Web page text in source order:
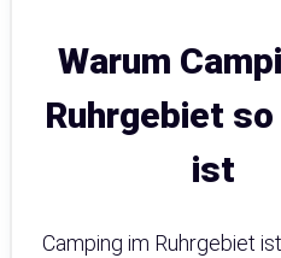
Warum
Ruhrgebiet
ist
Camping im Ruhrgebiet ist